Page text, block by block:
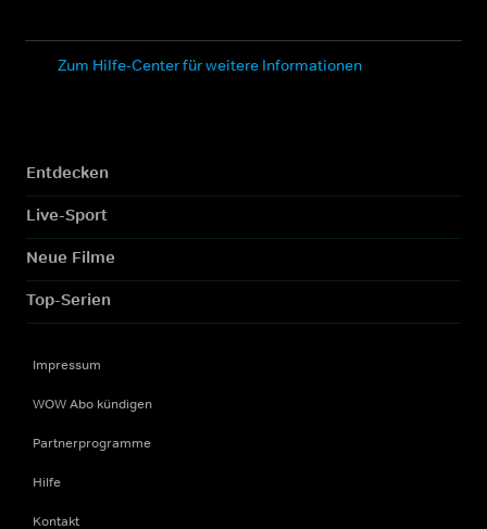
Zum Hilfe-Center für weitere Informationen
Entdecken
Live-Sport
Neue Filme
Top-Serien
Impressum
WOW Abo kündigen
Partnerprogramme
Hilfe
Kontakt